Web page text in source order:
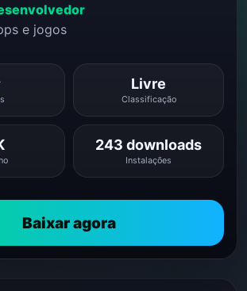
e jogos
Livre
Classificação
243 downloads
Instalações
Baixar agora